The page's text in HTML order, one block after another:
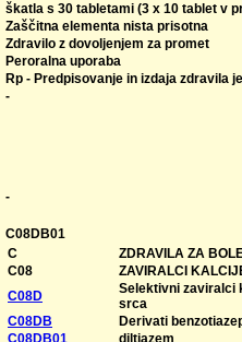
škatla s 30 tabletami (3 x 10 tablet v
Zaščitna elementa nista prisotna
Zdravilo z dovoljenjem za promet
Peroralna uporaba
Rp - Predpisovanje in izdaja zdravila
-
-
C08DB01
C
ZDRAVILA ZA
C08
ZAVIRALCI
C08D
Selektivni zaviralci
srca
C08DB
Derivati
C08DB01
diltiazem